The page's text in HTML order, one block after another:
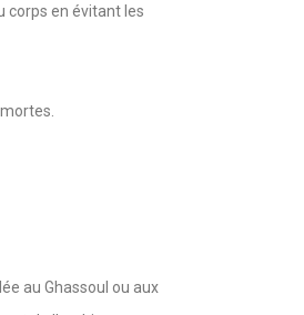
corps en évitant les
au Ghassoul ou aux